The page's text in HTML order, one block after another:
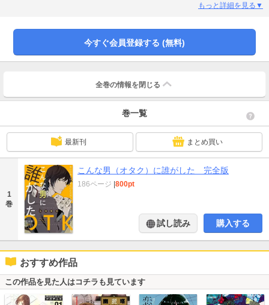
いるが）「知ってるか？ マウントってのは、相手にとって価値ある存在にな
もっと詳細を見る▼
今すぐ会員登録する (無料)
全巻の情報を 閉じる
巻一覧
最新刊 まとめ買い
1
巻
こんな男（オタク）に誰がした 完全版
186ページ |800pt
試し読み 購入する
おすすめ作品
この作品を見た人はコチラも見ています